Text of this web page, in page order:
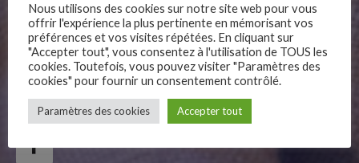
Follow Us
Nous utilisons des cookies sur notre site web pour vous
offrir l'expérience la plus pertinente en mémorisant vos
préférences et vos visites répétées. En cliquant sur
"Accepter tout", vous consentez à l'utilisation de TOUS les
cookies. Toutefois, vous pouvez visiter "Paramètres des
cookies" pour fournir un consentement contrôlé.
Paramètres des cookies Accepter tout